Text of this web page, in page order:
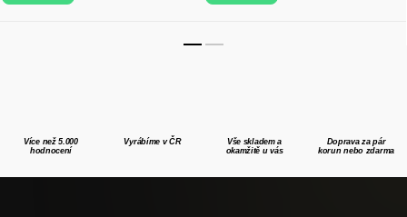
Více než 5.000
hodnocení
Vyrábíme v ČR
Vše skladem a
okamžitě u vás
Doprava za pár
korun nebo zdarma